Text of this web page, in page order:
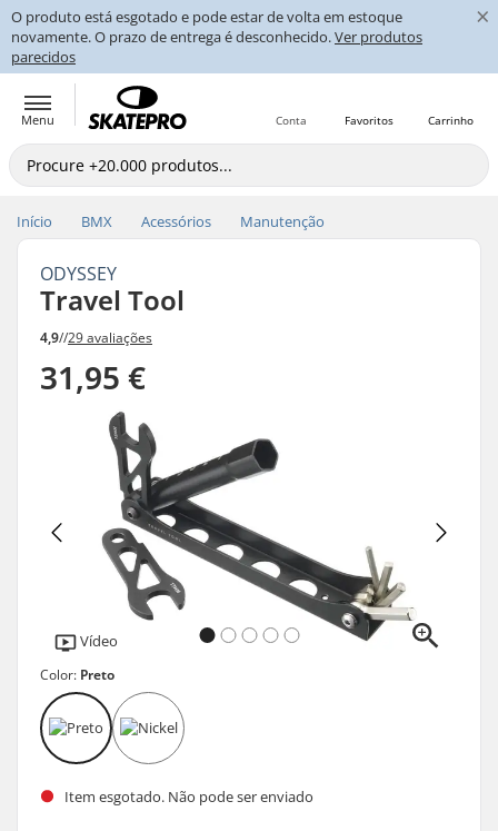
O produto está esgotado e pode estar de volta em estoque
novamente. O prazo de entrega é desconhecido.Ver produtos
parecidos
×
Menu Carrinho
Favoritos
Conta
Início BMX Acessórios Manutenção
ODYSSEY
Travel Tool
4,9//29 avaliações
31,95 €
Vídeo
Color: Preto
Item esgotado. Não pode ser enviado